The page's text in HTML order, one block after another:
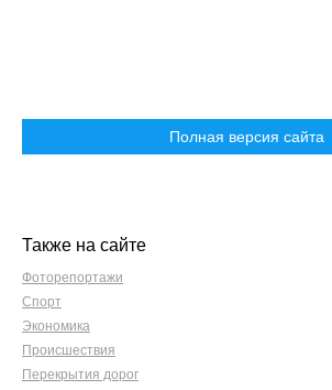
Полная версия сайта
Также на сайте
Фоторепортажи
Спорт
Экономика
Происшествия
Перекрытия дорог